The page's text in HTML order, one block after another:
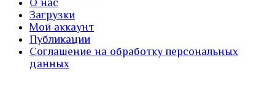
О нас
Загрузки
Мой аккаунт
Публикации
Соглашение на обработку персональных
данных